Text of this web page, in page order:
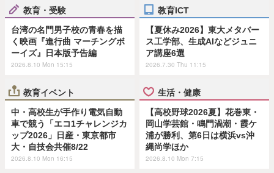
教育・受験
台湾の名門男子校の青春を描
く映画『進行曲 マーチングボ
ーイズ』日本版予告編
2026.8.10 Mon 15:15
教育ICT
【夏休み2026】東大メタバー
ス工学部、生成AIなどジュニ
ア講座6選
2026.7.30 Thu 11:15
教育イベント
中・高校生が手作り電気自動
車で競う「エコ1チャレンジカ
ップ2026」日産・東京都市
大・自技会共催8/22
2026.8.10 Mon 16:15
生活・健康
【高校野球2026夏】花巻東・
岡山学芸館・鳴門渦潮・霞ケ
浦が勝利、第6日は横浜vs沖
縄尚学ほか
2026.8.10 Mon 7:15